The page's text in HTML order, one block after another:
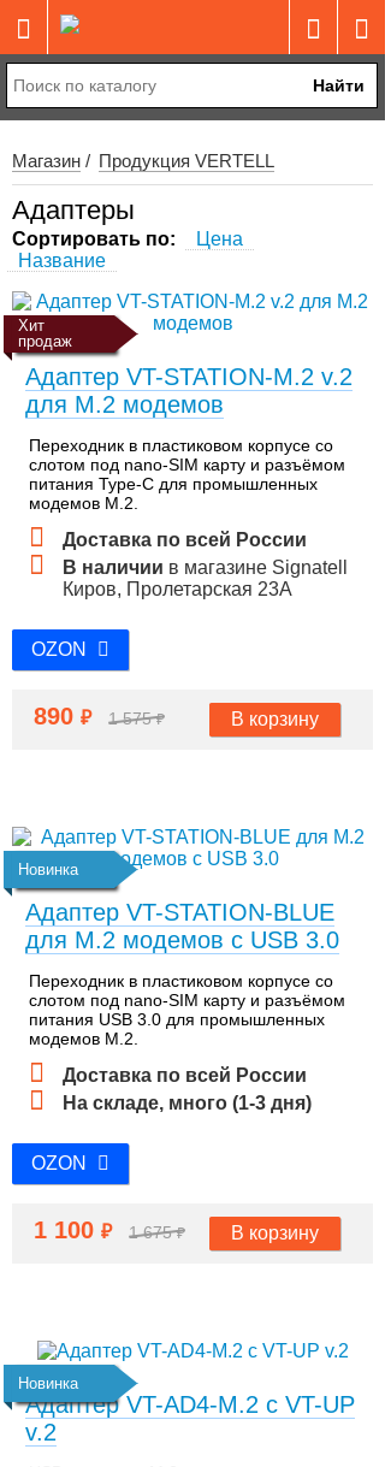
Найти
Магазин Продукция VERTELL
Адаптеры
Сортировать по:
Цена
Название
Хит
продаж
Адаптер VT-STATION-M.2 v.2
для М.2 модемов
Переходник в пластиковом корпусе со
слотом под nano-SIM карту и разъёмом
питания Type-C для промышленных
модемов M.2.
Доставка по всей России
В наличии в магазине Signatell
Киров, Пролетарская 23А
OZON
890 ₽ 1 575₽ В корзину
Новинка
Адаптер VT-STATION-BLUE
для М.2 модемов с USB 3.0
Переходник в пластиковом корпусе со
слотом под nano-SIM карту и разъёмом
питания USB 3.0 для промышленных
модемов M.2.
Доставка по всей России
На складе, много (1-3 дня)
OZON
1 100 ₽ 1 675₽ В корзину
Новинка
Адаптер VT-AD4-M.2 с VT-UP
v.2